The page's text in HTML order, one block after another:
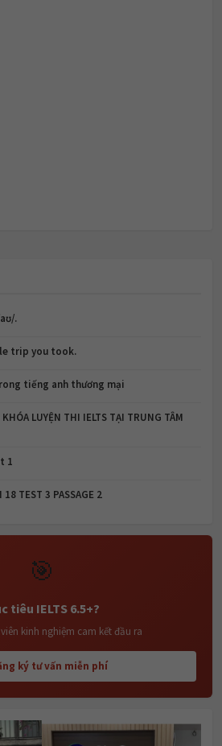
.
trip you took.
tiếng anh thương mại
LUYỆN THI IELTS TẠI TRUNG TÂM
1
18 TEST 3 PASSAGE 2
🎯
tiêu IELTS 6.5+?
kinh nghiệm cam kết đầu ra
ký tư vấn miễn phí